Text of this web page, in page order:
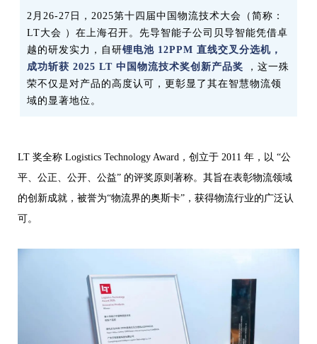
2月26-27日，2025第十四届中国物流技术大会（简称：
LT大会 ）在上海召开。先导智能子公司贝导智能凭借卓
越的研发实力，自研锂电池 12PPM 直线交叉分选机，
成功斩获 2025 LT 中国物流技术奖创新产品奖
，这一殊
荣不仅是对产品的高度认可，更彰显了其在智慧物流领
域的显著地位。
LT 奖全称 Logistics Technology Award，创立于 2011 年，以 “公
平、公正、公开、公益” 的评奖原则著称。其旨在表彰物流领域
的创新成就，被誉为“物流界的奥斯卡”，获得物流行业的广泛认
可。